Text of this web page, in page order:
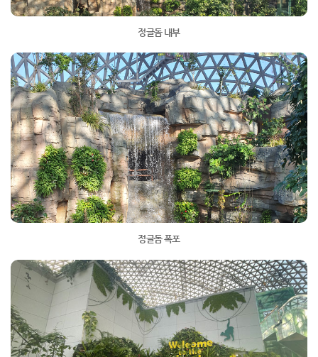
정글돔 내부
정글돔 폭포